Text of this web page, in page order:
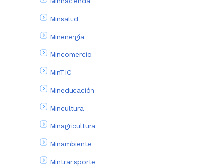
Minsalud
Minenergía
Mincomercio
MinTIC
Mineducación
Mincultura
Minagricultura
Minambiente
Mintransporte